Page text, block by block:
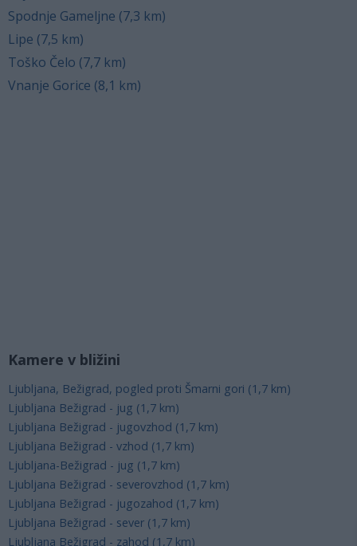
Spodnje Gameljne (7,3 km)
Lipe (7,5 km)
Toško Čelo (7,7 km)
Vnanje Gorice (8,1 km)
Kamere v bližini
Ljubljana, Bežigrad, pogled proti Šmarni gori (1,7 km)
Ljubljana Bežigrad - jug (1,7 km)
Ljubljana Bežigrad - jugovzhod (1,7 km)
Ljubljana Bežigrad - vzhod (1,7 km)
Ljubljana-Bežigrad - jug (1,7 km)
Ljubljana Bežigrad - severovzhod (1,7 km)
Ljubljana Bežigrad - jugozahod (1,7 km)
Ljubljana Bežigrad - sever (1,7 km)
Ljubljana Bežigrad - zahod (1,7 km)